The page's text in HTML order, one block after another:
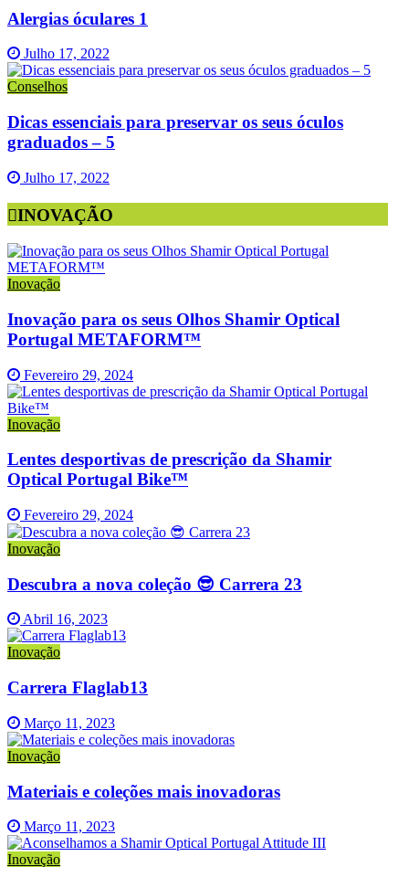
Alergias óculares 1
Julho 17, 2022
Conselhos
Dicas essenciais para preservar os seus óculos
graduados – 5
Julho 17, 2022
INOVAÇÃO
Inovação
Inovação para os seus Olhos Shamir Optical
Portugal METAFORM™
Fevereiro 29, 2024
Inovação
Lentes desportivas de prescrição da Shamir
Optical Portugal Bike™
Fevereiro 29, 2024
Inovação
Descubra a nova coleção 😎 Carrera 23
Abril 16, 2023
Inovação
Carrera Flaglab13
Março 11, 2023
Inovação
Materiais e coleções mais inovadoras
Março 11, 2023
Inovação